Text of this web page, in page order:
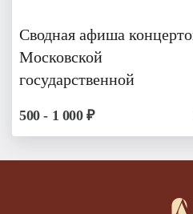
Сводная афиша
Московской
государственной
500 - 1 000 ₽